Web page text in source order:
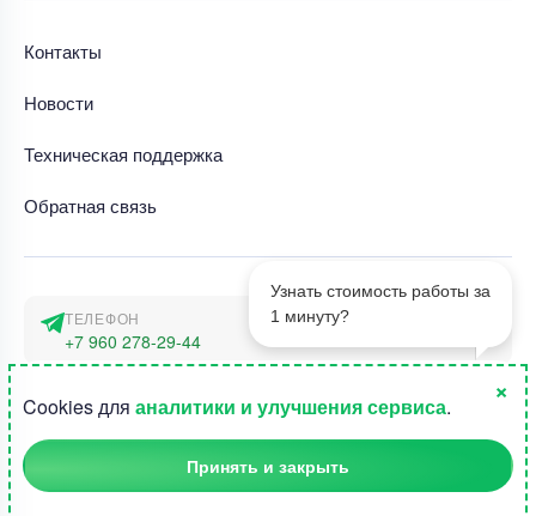
1
Узнать стоимость работы за
1 минуту?
Контакты
Новости
Техническая поддержка
Обратная связь
ТЕЛЕФОН
+7 960 278-29-44
г. Москва, наб. Тараса Шевченко 23а
©2015-2026, Студландия -
Cookies для аналитики и улучшения сервиса.
×
Принять и закрыть